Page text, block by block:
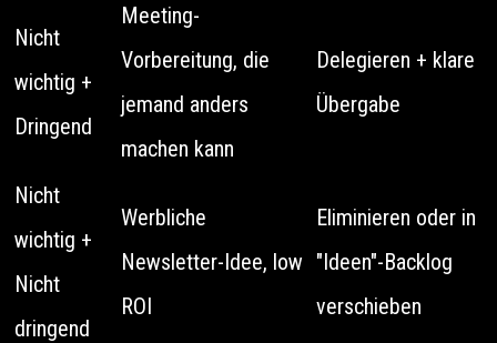
Nicht
wichtig +
Dringend
Meeting-
Vorbereitung, die
jemand anders
machen kann
Delegieren + klare
Übergabe
Nicht
wichtig +
Nicht
dringend
Werbliche
Newsletter-Idee, low
ROI
Eliminieren oder in
"Ideen"-Backlog
verschieben